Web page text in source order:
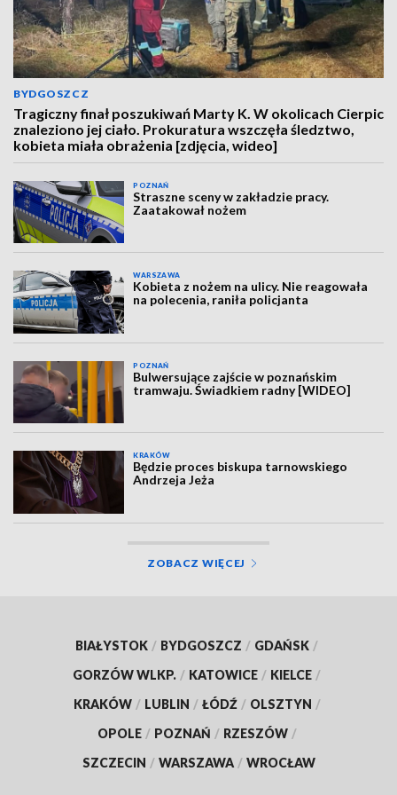
BYDGOSZCZ
Tragiczny finał poszukiwań Marty K. W okolicach Cierpic
znaleziono jej ciało. Prokuratura wszczęła śledztwo,
kobieta miała obrażenia [zdjęcia, wideo]
POZNAŃ
Straszne sceny w zakładzie pracy.
Zaatakował nożem
WARSZAWA
Kobieta z nożem na ulicy. Nie reagowała
na polecenia, raniła policjanta
POZNAŃ
Bulwersujące zajście w poznańskim
tramwaju. Świadkiem radny [WIDEO]
KRAKÓW
Będzie proces biskupa tarnowskiego
Andrzeja Jeża
ZOBACZ WIĘCEJ
BIAŁYSTOK / BYDGOSZCZ / GDAŃSK /
GORZÓW WLKP. / KATOWICE / KIELCE /
KRAKÓW / LUBLIN / ŁÓDŹ / OLSZTYN /
OPOLE / POZNAŃ / RZESZÓW /
SZCZECIN / WARSZAWA / WROCŁAW